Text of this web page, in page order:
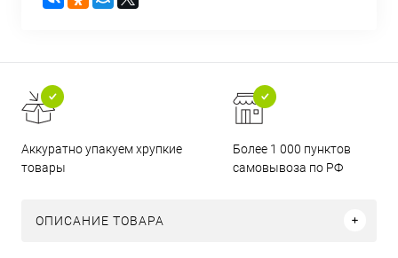
Аккуратно упакуем хрупкие
товары
Более 1 000 пунктов
самовывоза по РФ
ОПИСАНИЕ ТОВАРА